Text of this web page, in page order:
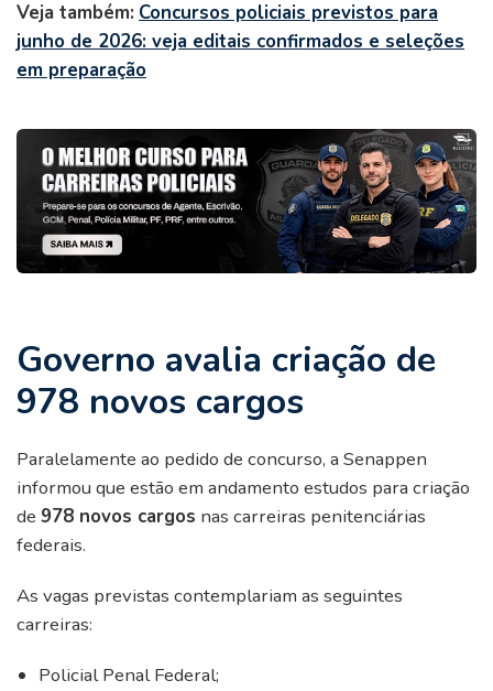
Veja também: Concursos policiais previstos para
junho de 2026: veja editais confirmados e seleções
em preparação
Governo avalia criação de
978 novos cargos
Paralelamente ao pedido de concurso, a Senappen
informou que estão em andamento estudos para criação
de 978 novos cargos nas carreiras penitenciárias
federais.
As vagas previstas contemplariam as seguintes
carreiras:
Policial Penal Federal;